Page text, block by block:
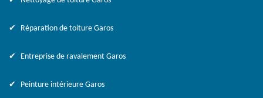
Réparation de toiture Garos
Entreprise de ravalement Garos
Peinture intérieure Garos